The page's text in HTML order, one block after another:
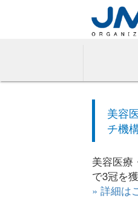
美容
チ機
美容医療
で3冠を
» 詳細は